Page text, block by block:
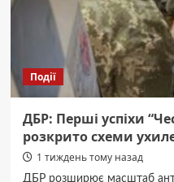
Події
ДБР: Перші успіхи
розкрито схеми
1 тиждень тому назад
ДБР розширює масштаб